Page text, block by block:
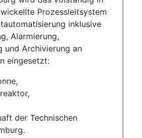
Prozessleitsystem
inklusive
Alarmierung,
und Archivierung an
eingesetzt:
der Technischen